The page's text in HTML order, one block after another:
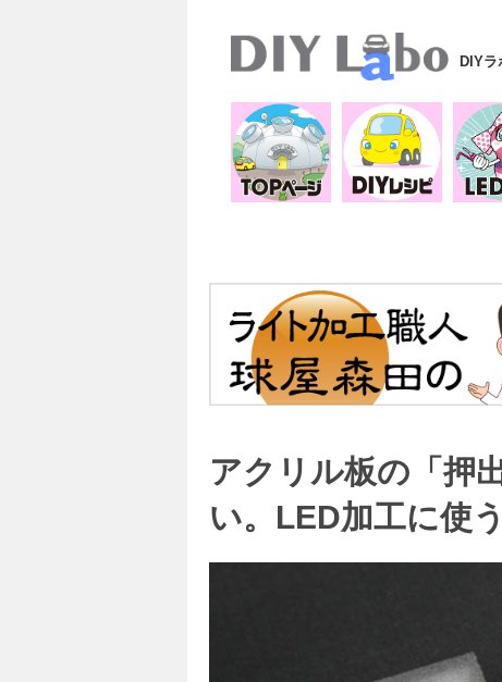
DIYラ
アクリル板の「押
い。LED加工に使